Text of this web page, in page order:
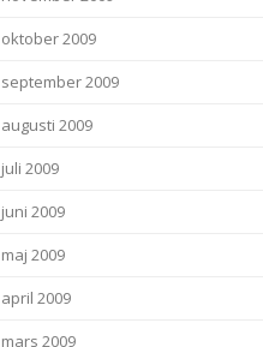
oktober 2009
september 2009
augusti 2009
juli 2009
juni 2009
maj 2009
april 2009
mars 2009